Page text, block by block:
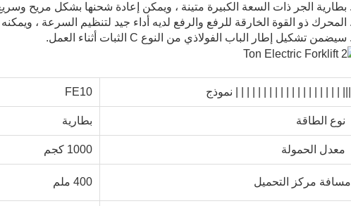
نموذج FE10
نوع الطاقة بطارية
معدل الحمولة 1000 كجم
مسافة مركز التحميل 400 ملم